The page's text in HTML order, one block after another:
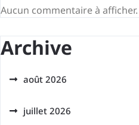
Aucun commentaire à afficher.
Archive
août 2026
juillet 2026